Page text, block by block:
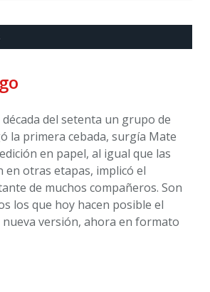
del setenta un grupo de
la primera cebada, surgía Mate
en papel, al igual que las
en otras etapas, implicó el
de muchos compañeros. Son
los que hoy hacen posible el
nueva versión, ahora en formato